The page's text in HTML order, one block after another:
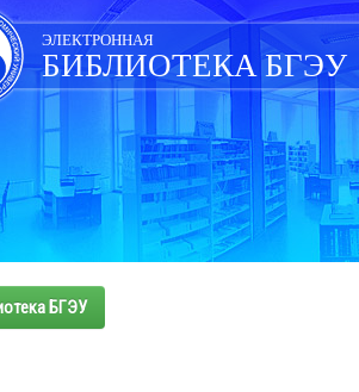
ЭЛЕКТРОННАЯ
БИБЛИОТЕКА БГЭУ
БГЭУ